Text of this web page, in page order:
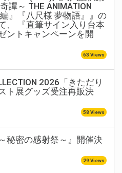
譚～ THE ANIMATION
編』『八尺様 夢物語』』の
、 『直筆サイン入り台本
ントキャンペーンを開
63 Views
2026「きただり
ト展グッズ受注再販決
58 Views
秘密の感射祭～』開催決
29 Views